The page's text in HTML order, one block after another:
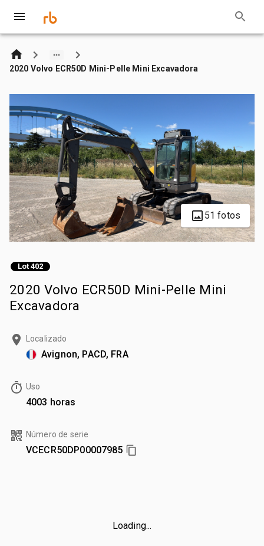
2020 Volvo ECR50D Mini-Pelle Mini Excavadora
51 fotos
Lot 402
2020 Volvo ECR50D Mini-Pelle Mini
Excavadora
Localizado
Avignon, PACD, FRA
Uso
4003 horas
Número de serie
VCECR50DP00007985
Loading...